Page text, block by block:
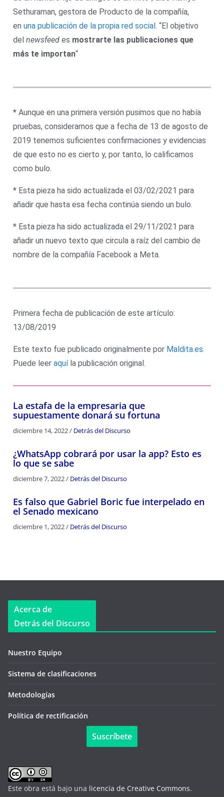
Sethuraman, gestora de Producto de la compañía,
en una publicación de la propia red social. “El objetivo
del newsfeed es mostrarte las publicaciones que
más te importan“
* Aunque en una primera versión pusimos que no había
pruebas, consideramos que a fecha de 13 de agosto de
2019 tenemos suficientes confirmaciones y evidencias
de que esto no es cierto y, por tanto, lo calificamos
como bulo.
* Esta pieza ha sido actualizada el 03/02/2021 para
añadir que hasta esa fecha continúa siendo un bulo.
* Esta pieza ha sido actualizada el 29/11/2021 para
añadir un nuevo texto que circula a raíz del cambio de
nombre de la compañía Facebook a Meta.
Primera fecha de publicación de este artículo:
13/08/2019
Este texto fue publicado originalmente por Maldita.es.
Puede leer aquíla publicación original.
La estafa de la empresaria que
supuestamente donará su fortuna
diciembre 14, 2022/ Detrás del Discurso
¿WhatsApp cobrará por usar la app? Esto es
lo que se sabe
diciembre 7, 2022/ Detrás del Discurso
Es falso que Gabriel Boric fue interpelado en
el Senado mexicano
diciembre 1, 2022/ Detrás del Discurso
Acerca de
Detrás del Discurso
Nuestro Equipo
Sistema de clasificaciones
Metodologías
Política de rectificación
Suscríbete
Este obra está bajo una licencia de Creative Commons.